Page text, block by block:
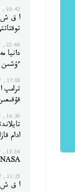
10:42, 08 تامىز 2026
ا ق ش
22:46, 07 تامىز 2026
دانيا
ءۇشىن
17:08, 07 تامىز 2026
ترامپ
16:30, 07 تامىز 2026
ادام
13:24, 07 تامىز 2026
NASA عارىشكەرلەرى عارىشقا ۇشتى
11:25, 07 تامىز 2026
ا ق ش